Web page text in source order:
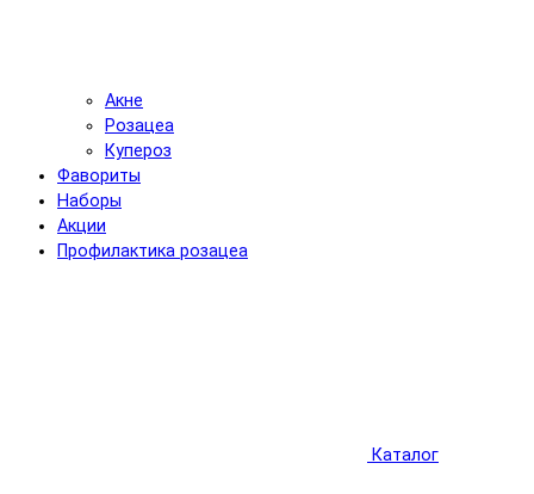
Акне
Розацеа
Купероз
Фавориты
Наборы
Акции
Профилактика розацеа
Каталог